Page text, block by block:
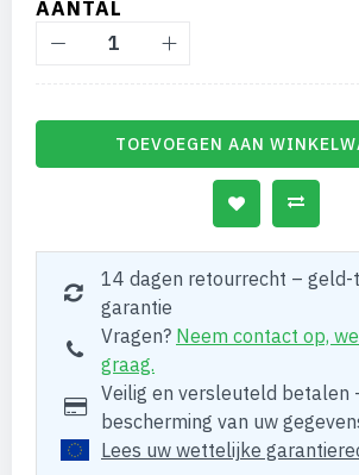
AANTAL
TOEVOEGEN AAN
14 dagen retourrecht – geld-
garantie
Vragen? Neem contact op,
graag.
Veilig en versleuteld betalen
bescherming van uw
Lees uw wettelijke